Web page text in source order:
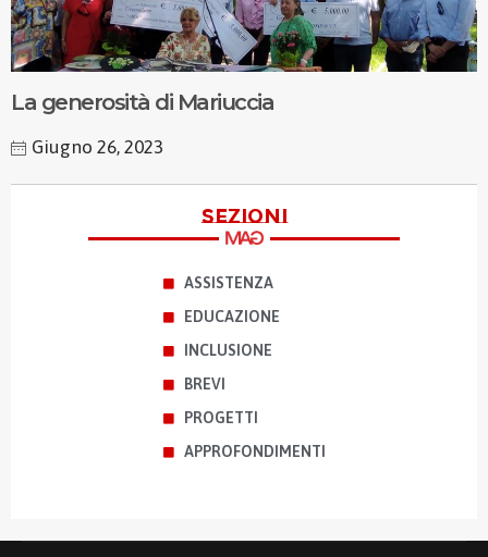
La generosità di Mariuccia
Giugno 26, 2023
sezioni
ASSISTENZA
EDUCAZIONE
INCLUSIONE
BREVI
PROGETTI
APPROFONDIMENTI